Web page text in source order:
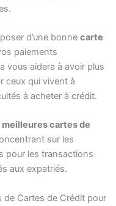
d’une bonne carte
paiements
vous aidera à avoir plus
ceux qui vivent à
à acheter à crédit.
meilleures cartes de
sur les
pour les transactions
aux expatriés.
Cartes de Crédit pour